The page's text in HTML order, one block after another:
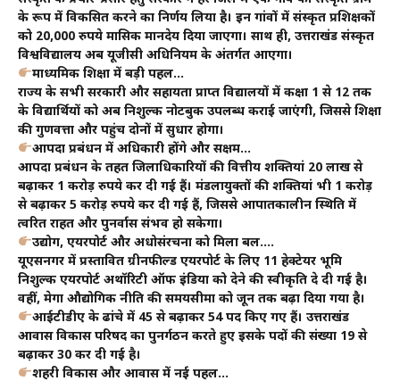
के रूप में विकसित करने का निर्णय लिया है। इन गांवों में संस्कृत प्रशिक्षकों
को 20,000 रुपये मासिक मानदेय दिया जाएगा। साथ ही, उत्तराखंड संस्कृत
विश्वविद्यालय अब यूजीसी अधिनियम के अंतर्गत आएगा।
माध्यमिक शिक्षा में बड़ी पहल…
राज्य के सभी सरकारी और सहायता प्राप्त विद्यालयों में कक्षा 1 से 12 तक
के विद्यार्थियों को अब निशुल्क नोटबुक उपलब्ध कराई जाएंगी, जिससे शिक्षा
की गुणवत्ता और पहुंच दोनों में सुधार होगा।
आपदा प्रबंधन में अधिकारी होंगे और सक्षम…
आपदा प्रबंधन के तहत जिलाधिकारियों की वित्तीय शक्तियां 20 लाख से
बढ़ाकर 1 करोड़ रुपये कर दी गई हैं। मंडलायुक्तों की शक्तियां भी 1 करोड़
से बढ़ाकर 5 करोड़ रुपये कर दी गई हैं, जिससे आपातकालीन स्थिति में
त्वरित राहत और पुनर्वास संभव हो सकेगा।
उद्योग, एयरपोर्ट और अधोसंरचना को मिला बल….
यूएसनगर में प्रस्तावित ग्रीनफील्ड एयरपोर्ट के लिए 11 हेक्टेयर भूमि
निशुल्क एयरपोर्ट अथॉरिटी ऑफ इंडिया को देने की स्वीकृति दे दी गई है।
वहीं, मेगा औद्योगिक नीति की समयसीमा को जून तक बढ़ा दिया गया है।
आईटीडीए के ढांचे में 45 से बढ़ाकर 54 पद किए गए हैं। उत्तराखंड
आवास विकास परिषद का पुनर्गठन करते हुए इसके पदों की संख्या 19 से
बढ़ाकर 30 कर दी गई है।
शहरी विकास और आवास में नई पहल…